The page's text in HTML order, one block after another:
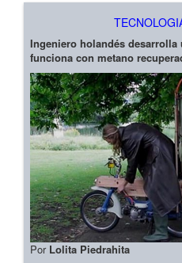
Ingeniero holandés desarrolla
funciona con metano
Por Lolita Piedrahita